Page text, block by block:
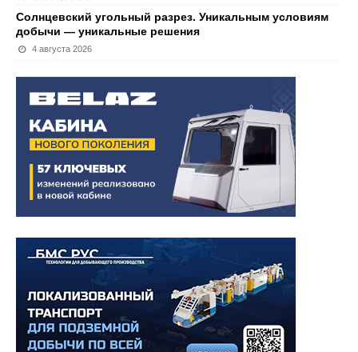
Солнцевский угольный разрез. Уникальным условиям
добычи — уникальные решения
4 августа 2026